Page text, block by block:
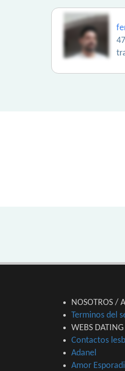
NOSOTROS /
Terminos del
WEBS DATING
Contactos
Adanel
Amor